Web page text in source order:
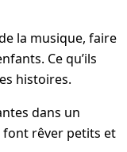
la musique, faire
Ce qu’ils
histoires.
dans un
font rêver petits et